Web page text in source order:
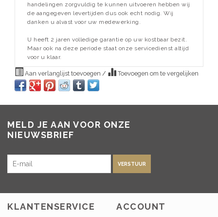
handelingen zorgvuldig te kunnen uitvoeren hebben wij
de aangegeven levertijden dus ook echt nodig. Wij
danken u alvast voor uw medewerking.
U heeft 2 jaren volledige garantie op uw kostbaar bezit.
Maar ook na deze periode staat onze servicedienst altijd
voor u klaar.
Aan verlanglijst toevoegen / Toevoegen om te vergelijken
MELD JE AAN VOOR ONZE
NIEUWSBRIEF
VERSTUUR
KLANTENSERVICE ACCOUNT